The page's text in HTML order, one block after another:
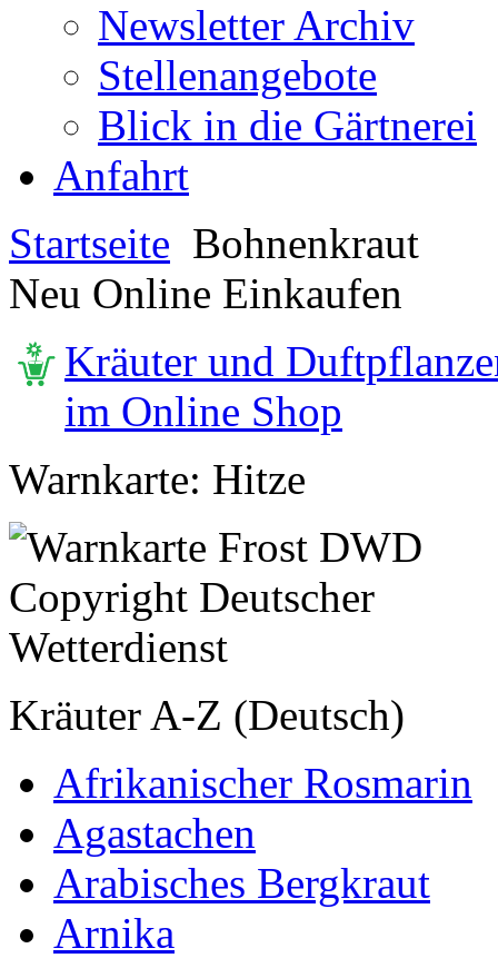
Newsletter Archiv
Stellenangebote
Blick in die Gärtnerei
Anfahrt
Startseite Bohnenkraut
Neu Online Einkaufen
Kräuter und
im Online Shop
Warnkarte: Hitze
Kräuter A-Z (Deutsch)
Afrikanischer Rosmarin
Agastachen
Arabisches Bergkraut
Arnika